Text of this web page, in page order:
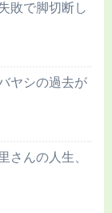
敗で脚切断し
ヤシの過去が
さんの人生、